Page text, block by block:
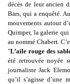
décès de leur ancien
Bars, qui a enquêté.
mouvements autour d’
Quimper, la galerie
au nommé Chabert. C’
"L’aile rouge des
été retrouvée noyée
journaliste Jack
qu’il s’agisse d’une